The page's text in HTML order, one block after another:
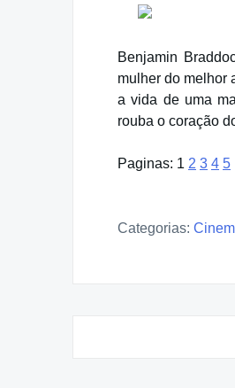
Benjamin
mulher do melhor
a vida de uma
rouba o coração
Paginas: 1 2 3 4 5
Categorias: